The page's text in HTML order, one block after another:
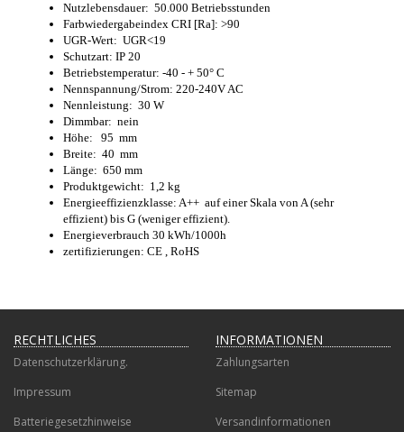
Nutzlebensdauer: 50.000 Betriebsstunden
Farbwiedergabeindex CRI [Ra]: >90
UGR-Wert: UGR<19
Schutzart: IP 20
Betriebstemperatur: -40 - + 50° C
Nennspannung/Strom: 220-240V AC
Nennleistung: 30 W
Dimmbar: nein
Höhe: 95 mm
Breite: 40 mm
Länge: 650 mm
Produktgewicht: 1,2 kg
Energieeffizienzklasse: A++ auf einer Skala von A (sehr
effizient) bis G (weniger effizient).
Energieverbrauch 30 kWh/1000h
zertifizierungen: CE , RoHS
RECHTLICHES
Datenschutzerklärung.
Impressum
Batteriegesetzhinweise
INFORMATIONEN
Zahlungsarten
Sitemap
Versandinformationen